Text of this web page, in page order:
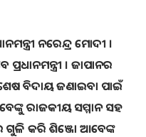
ନରେନ୍ଦ୍ର ମୋଦୀ ।
। ଜାପାନର
ଶେଷ ବିଦାୟ ଜଣାଇବା ପାଇଁ
ରାଜକୀୟ ସମ୍ମାନ ସହ
କରି ଶିଞ୍ଜୋ ଆବେଙ୍କ